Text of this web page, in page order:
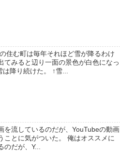
住む町は毎年それほど雪が降るわけ
てみると辺り一面の景色が白色になっ
降り続けた。 ↑雪...
を流しているのだが、YouTubeの動画
ことに気がついた。 俺はオススメに
だが、Y...